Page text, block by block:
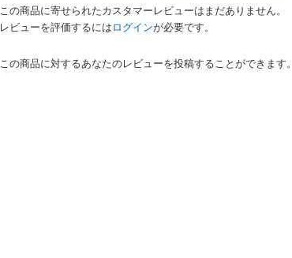
この商品に寄せられたカスタマーレビューはまだありません。
レビューを評価するには ログインが必要です。
この商品に対するあなたのレビューを投稿することができます。